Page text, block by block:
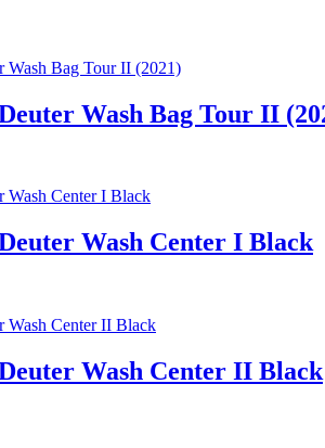
Wash Bag Tour II
Wash Center I Black
Wash Center II Black